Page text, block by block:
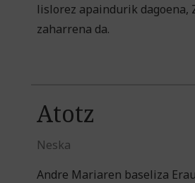
lislorez apaindurik dagoena,
zaharrena da.
Atotz
Neska
Andre Mariaren baseliza